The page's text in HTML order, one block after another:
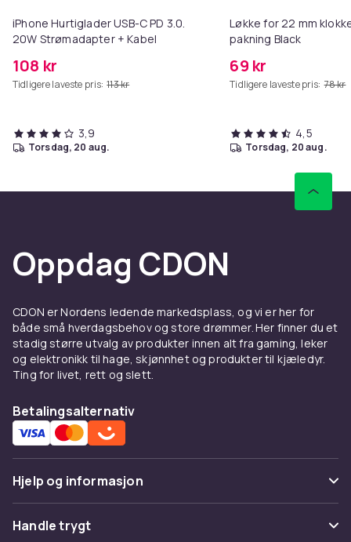
iPhone Hurtiglader USB-C PD 3.0.
20W Strømadapter + Kabel
108 kr
Tidligere laveste pris: 113 kr
3,9
torsdag, 20 aug.
Løkke for 22 mm
pakning Black
69 kr
Tidligere laveste pris: 78 kr
4,5
torsdag, 20 aug.
Oppdag CDON
CDON er Nordens ledende markedsplass, og vi er her for
både små hverdagsbehov og store drømmer. Her finner du et
stadig større utvalg av produkter innen alt fra gaming, leker
og elektronikk til hage, skjønnhet og produkter til kjæledyr.
Ting for livet, rett og slett.
Betalingsalternativ
Hjelp og informasjon
Vanlige spørsmål
Handle trygt